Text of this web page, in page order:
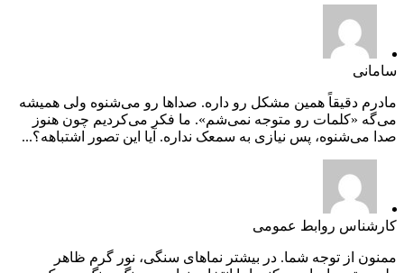
سامانی
مادرم دقیقاً همین مشکل رو داره. صداها رو می‌شنوه ولی همیشه
می‌گه «کلمات رو متوجه نمی‌شم». ما فکر می‌کردیم چون هنوز
صدا می‌شنوه، پس نیازی به سمعک نداره. آیا این تصور اشتباهه؟...
کارشناس روابط عمومی
ممنون از توجه شما. در بیشتر نماهای سنگی، نور گرم ظاهر